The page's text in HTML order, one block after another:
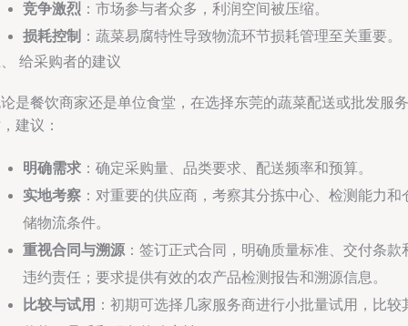
竞争激烈 ：市场参与者众多，利润空间被压缩。
损耗控制 ：蔬菜易腐特性导致物流环节损耗管理至关重要。
给采购者的建议
是餐饮商家还是单位食堂，在选择东莞的蔬菜配送或批发服务
建议：
明确需求 ：确定采购量、品类要求、配送频率和预算。
实地考察 ：对重要的供应商，考察其分拣中心、检测能力和
储物流条件。
重视合同与溯源 ：签订正式合同，明确质量标准、交付条款
违约责任；要求提供有效的农产品检测报告和溯源信息。
比较与试用 ：初期可选择几家服务商进行小批量试用，比较